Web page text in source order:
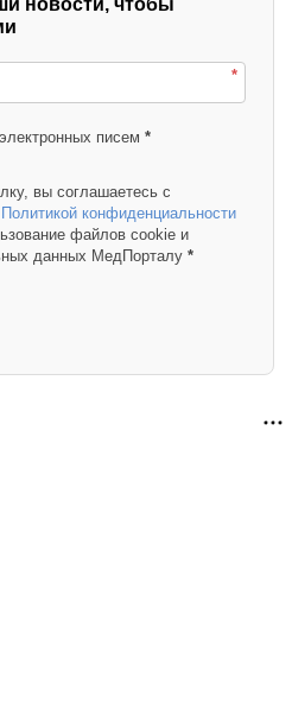
*
писем *
вы соглашаетесь с
конфиденциальности
файлов cookie и
данных МедПорталу *